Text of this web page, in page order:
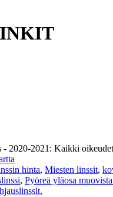
2020-2021: Kaikki
hinta, Miesten linssit,
, Pyöreä yläosa
,